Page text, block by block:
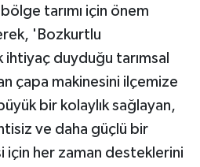
tarımı için önem
'Bozkurtlu
duyduğu tarımsal
çapa makinesini ilçemize
bir kolaylık sağlayan,
ve daha güçlü bir
için her zaman desteklerini